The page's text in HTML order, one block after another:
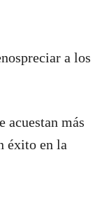
a los
acuestan más
éxito en la